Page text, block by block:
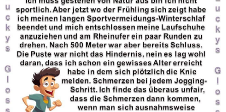
HAVENDI® Gitarrensaiten I
Aku...
Anzeige